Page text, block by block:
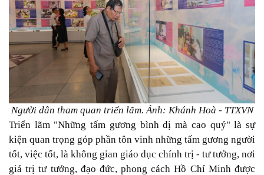
Người dân tham quan triển lãm. Ảnh: Khánh Hoà - TTXVN
Triển lãm "Những tấm gương bình dị mà cao quý" là sự
kiện quan trọng góp phần tôn vinh những tấm gương người
tốt, việc tốt, là không gian giáo dục chính trị - tư tưởng, nơi
giá trị tư tưởng, đạo đức, phong cách Hồ Chí Minh được